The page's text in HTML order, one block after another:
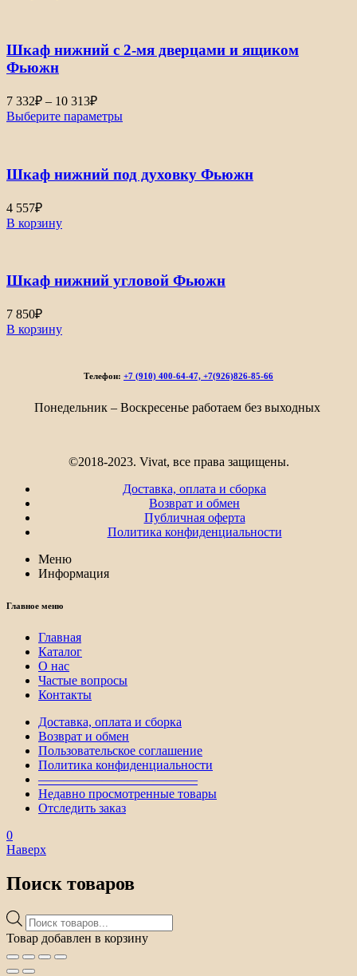
Шкаф нижний с 2-мя дверцами и ящиком
Фьюжн
7 332₽ – 10 313₽Диапазон
цен:
7
10
Выберите параметры
Шкаф нижний под духовку Фьюжн
4 557₽
В корзину
Шкаф нижний угловой Фьюжн
7 850₽
В корзину
Телефон: +7 (910) 400-64-47, +7(926)826-85-66
Понедельник – Воскресенье работаем без выходных
©2018-2023. Vivat, все права защищены.
Доставка, оплата и сборка
Возврат и обмен
Публичная оферта
Политика конфиденциальности
Меню
Информация
Главное меню
Главная
Каталог
О нас
Частые вопросы
Контакты
Доставка, оплата и сборка
Возврат и обмен
Пользовательское соглашение
Политика конфиденциальности
————————————–
Недавно просмотренные товары
Отследить заказ
0
Наверх
Поиск товаров
Поиск
товаров
Товар добавлен в корзину